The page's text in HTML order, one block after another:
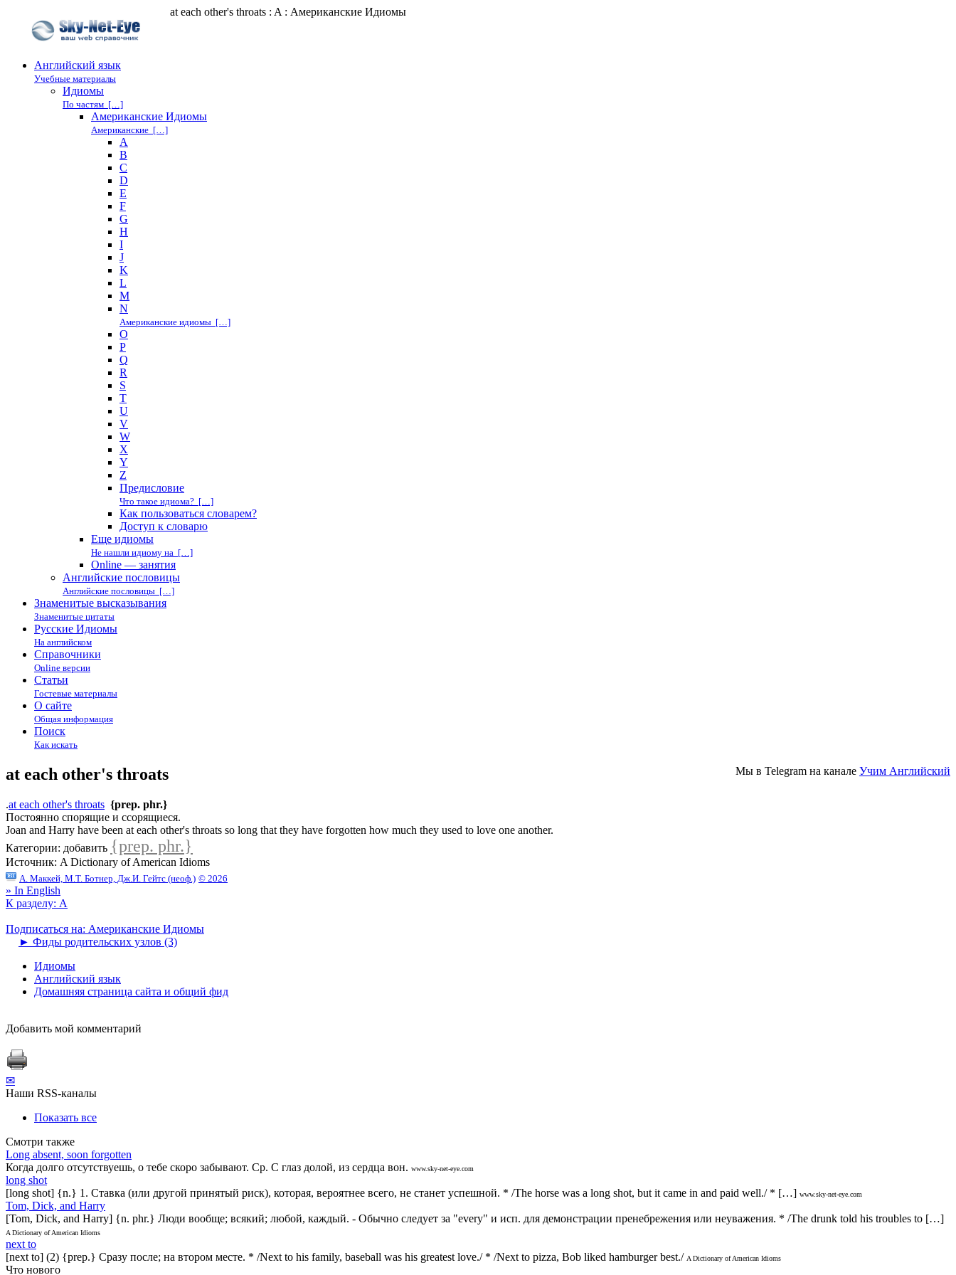
at each other's throats : A : Американские Идиомы
Английский язык
Учебные материалы
Идиомы
По частям […]
Американские Идиомы
Американские […]
A
B
C
D
E
F
G
H
I
J
K
L
M
N
Американские идиомы […]
O
P
Q
R
S
T
U
V
W
X
Y
Z
Предисловие
Что такое идиома? […]
Как пользоваться словарем?
Доступ к словарю
Еще идиомы
Не нашли идиому на […]
Online — занятия
Английские пословицы
Английские пословицы […]
Знаменитые высказывания
Знаменитые цитаты
Русские Идиомы
На английском
Справочники
Online версии
Статьи
Гостевые материалы
О сайте
Общая информация
Поиск
Как искать
Мы в Telegram на канале Учим Английский
at each other's throats
.at each other's throats {prep. phr.}
Постоянно спорящие и ссорящиеся.
Joan and Harry have been at each other's throats so long that they have forgotten how much they used to love one another.
Категории: добавить {prep. phr.}
Источник: A Dictionary of American Idioms
А. Маккей, М.Т. Ботнер, Дж.И. Гейтс (неоф.) © 2026
» In English
К разделу: A
Подписаться на: Американские Идиомы
► Фиды родительских узлов (3)
Идиомы
Английский язык
Домашняя страница сайта и общий фид
Добавить мой комментарий
✉
Наши RSS-каналы
Показать все
Смотри также
Long absent, soon forgotten
Когда долго отсутствуешь, о тебе скоро забывают. Ср. С глаз долой, из сердца вон. www.sky-net-eye.com
long shot
[long shot] {n.} 1. Ставка (или другой принятый риск), которая, вероятнее всего, не станет успешной. * /The horse was a long shot, but it came in and paid well./ * […] www.sky-net-eye.com
Tom, Dick, and Harry
[Tom, Dick, and Harry] {n. phr.} Люди вообще; всякий; любой, каждый. - Обычно следует за "every" и исп. для демонстрации пренебрежения или неуважения. * /The drunk told his troubles to […]
A Dictionary of American Idioms
next to
[next to] (2) {prep.} Сразу после; на втором месте. * /Next to his family, baseball was his greatest love./ * /Next to pizza, Bob liked hamburger best./ A Dictionary of American Idioms
Что нового